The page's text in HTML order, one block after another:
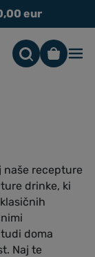
eur
naše recepture
drinke, ki
doma
Naj te